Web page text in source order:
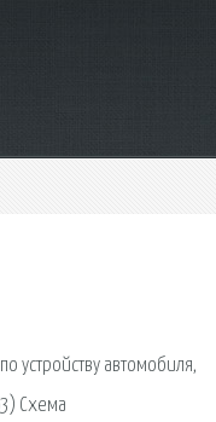
устройству автомобиля,
Схема